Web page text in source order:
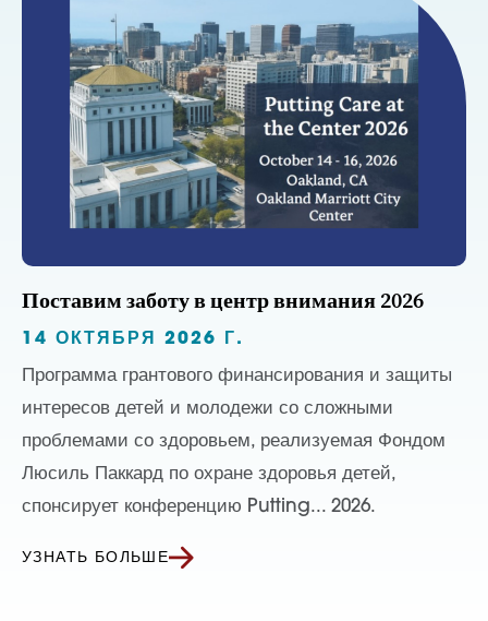
Поставим заботу в центр внимания 2026
14 ОКТЯБРЯ 2026 Г.
Программа грантового финансирования и защиты
интересов детей и молодежи со сложными
проблемами со здоровьем, реализуемая Фондом
Люсиль Паккард по охране здоровья детей,
спонсирует конференцию Putting... 2026.
УЗНАТЬ БОЛЬШЕ